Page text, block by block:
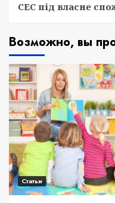
СЕС під власне
Возможно, вы
Статьи